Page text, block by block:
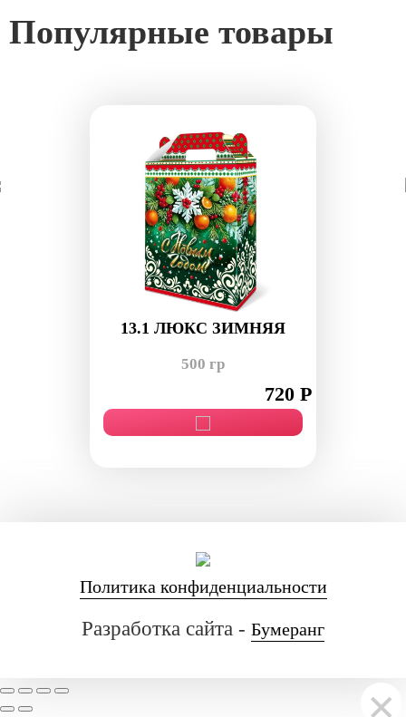
Популярные товары
13.1 ЛЮКС ЗИМНЯЯ
500 гр
720 Р
Политика конфиденциальности
Разработка сайта - Бумеранг